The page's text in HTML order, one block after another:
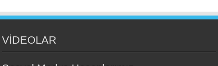
VİDEOLAR